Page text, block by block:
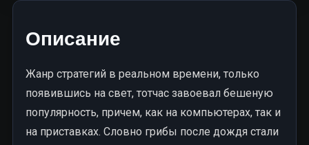
Описание
Жанр стратегий в реальном времени, только
появившись на свет, тотчас завоевал бешеную
популярность, причем, как на компьютерах, так и
на приставках. Словно грибы после дождя стали